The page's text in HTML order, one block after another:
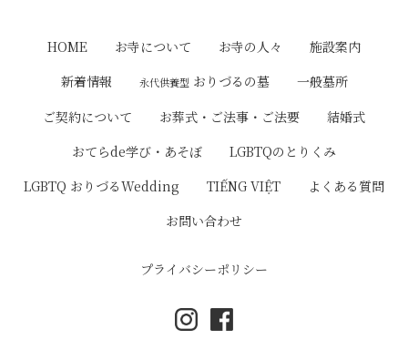
ョ
HOME お寺について お寺の人々
施設案内
新着情報
永代供養型 おりづるの墓
一般墓所
ご契約について
お葬式・ご法事・ご法要
結婚式
おてらde学び・あそぼ
LGBTQのとりくみ
LGBTQ おりづるWedding
TIẾNG VIỆT
よくある質問
お問い合わせ
プライバシーポリシー